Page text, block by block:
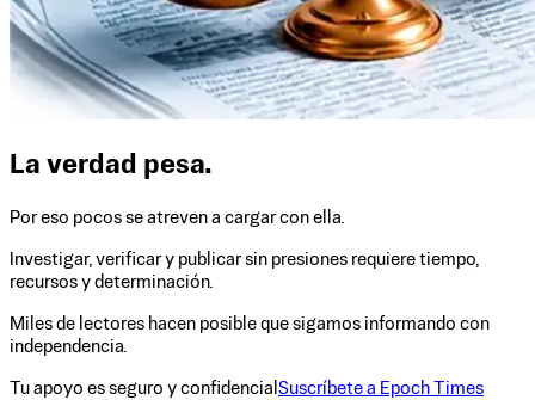
La verdad pesa.
Por eso pocos se atreven a cargar con ella.
Investigar, verificar y publicar sin presiones requiere tiempo,
recursos y determinación.
Miles de lectores hacen posible que sigamos informando con
independencia.
Tu apoyo es seguro y confidencial Suscríbete a Epoch Times